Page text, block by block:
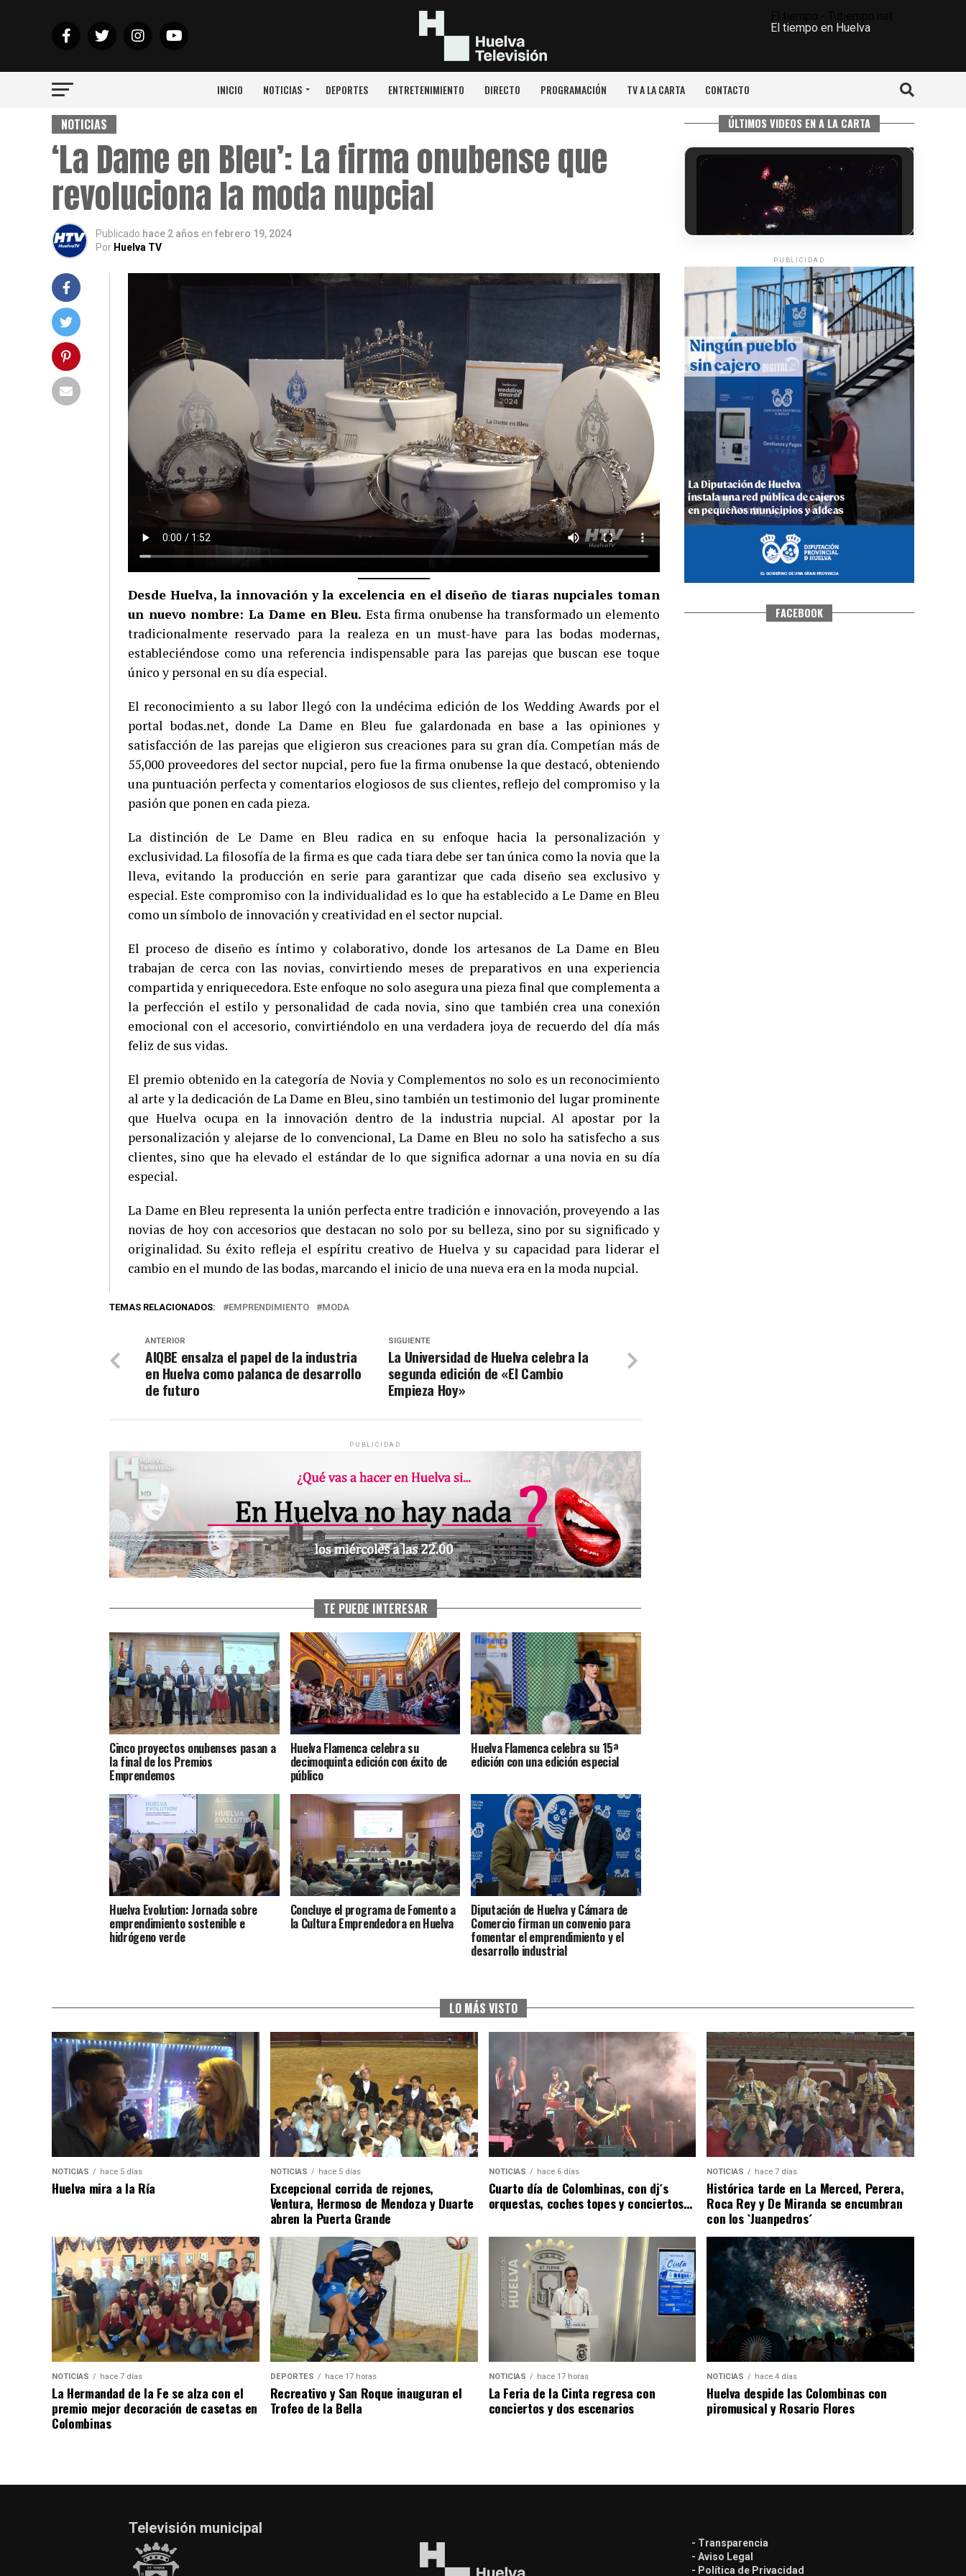
El tiempo en Huelva
INICIO NOTICIAS DEPORTES ENTRETENIMIENTO DIRECTO PROGRAMACIÓN TV A LA CARTA CONTACTO
NOTICIAS
‘La Dame en Bleu’: La firma onubense que
revoluciona la moda nupcial
Publicado hace 2 años en febrero 19, 2024
Por Huelva TV
Desde Huelva, la innovación y la excelencia en el diseño de tiaras nupciales toman
un nuevo nombre: La Dame en Bleu. Esta firma onubense ha transformado un elemento
tradicionalmente reservado para la realeza en un must-have para las bodas modernas,
estableciéndose como una referencia indispensable para las parejas que buscan ese toque
único y personal en su día especial.
El reconocimiento a su labor llegó con la undécima edición de los Wedding Awards por el
portal bodas.net, donde La Dame en Bleu fue galardonada en base a las opiniones y
satisfacción de las parejas que eligieron sus creaciones para su gran día. Competían más de
55,000 proveedores del sector nupcial, pero fue la firma onubense la que destacó, obteniendo
una puntuación perfecta y comentarios elogiosos de sus clientes, reflejo del compromiso y la
pasión que ponen en cada pieza.
La distinción de Le Dame en Bleu radica en su enfoque hacia la personalización y
exclusividad. La filosofía de la firma es que cada tiara debe ser tan única como la novia que la
lleva, evitando la producción en serie para garantizar que cada diseño sea exclusivo y
especial. Este compromiso con la individualidad es lo que ha establecido a Le Dame en Bleu
como un símbolo de innovación y creatividad en el sector nupcial.
El proceso de diseño es íntimo y colaborativo, donde los artesanos de La Dame en Bleu
trabajan de cerca con las novias, convirtiendo meses de preparativos en una experiencia
compartida y enriquecedora. Este enfoque no solo asegura una pieza final que complementa a
la perfección el estilo y personalidad de cada novia, sino que también crea una conexión
emocional con el accesorio, convirtiéndolo en una verdadera joya de recuerdo del día más
feliz de sus vidas.
El premio obtenido en la categoría de Novia y Complementos no solo es un reconocimiento
al arte y la dedicación de La Dame en Bleu, sino también un testimonio del lugar prominente
que Huelva ocupa en la innovación dentro de la industria nupcial. Al apostar por la
personalización y alejarse de lo convencional, La Dame en Bleu no solo ha satisfecho a sus
clientes, sino que ha elevado el estándar de lo que significa adornar a una novia en su día
especial.
La Dame en Bleu representa la unión perfecta entre tradición e innovación, proveyendo a las
novias de hoy con accesorios que destacan no solo por su belleza, sino por su significado y
originalidad. Su éxito refleja el espíritu creativo de Huelva y su capacidad para liderar el
cambio en el mundo de las bodas, marcando el inicio de una nueva era en la moda nupcial.
TEMAS RELACIONADOS: EMPRENDIMIENTO MODA
SIGUIENTE
La Universidad de Huelva celebra la
segunda edición de «El Cambio
Empieza Hoy»
ANTERIOR
AIQBE ensalza el papel de la industria
en Huelva como palanca de desarrollo
de futuro
PUBLICIDAD
TE PUEDE INTERESAR
Cinco proyectos onubenses pasan a
la final de los Premios
Emprendemos
Huelva Flamenca celebra su
decimoquinta edición con éxito de
público
Huelva Flamenca celebra su 15ª
edición con una edición especial
Huelva Evolution: Jornada sobre
emprendimiento sostenible e
hidrógeno verde
Concluye el programa de Fomento a
la Cultura Emprendedora en Huelva
Diputación de Huelva y Cámara de
Comercio firman un convenio para
fomentar el emprendimiento y el
desarrollo industrial
ÚLTIMOS VIDEOS EN A LA CARTA
6º DÍA DE LAS FIESTAS COLOMBINAS
2026
·Huelvatv
QUINTA CORRIDA DE LAS FIESTAS
COLOMBINAS 2026
hace 5 días· Huelvatv
PUBLICIDAD
FACEBOOK
LO MÁS VISTO
NOTICIAS hace 5 días
Huelva mira a la Ría
NOTICIAS hace 5 días
Excepcional corrida de rejones,
Ventura, Hermoso de Mendoza y Duarte
abren la Puerta Grande
NOTICIAS hace 6 días
Cuarto día de Colombinas, con dj´s
orquestas, coches topes y conciertos…
NOTICIAS hace 7 días
Histórica tarde en La Merced, Perera,
Roca Rey y De Miranda se encumbran
con los `Juanpedros´
NOTICIAS hace 7 días
La Hermandad de la Fe se alza con el
premio mejor decoración de casetas en
Colombinas
DEPORTES hace 17 horas
Recreativo y San Roque inauguran el
Trofeo de la Bella
NOTICIAS hace 17 horas
La Feria de la Cinta regresa con
conciertos y dos escenarios
NOTICIAS hace 4 días
Huelva despide las Colombinas con
piromusical y Rosario Flores
Televisión municipal
- Transparencia
- Aviso Legal
- Política de Privacidad